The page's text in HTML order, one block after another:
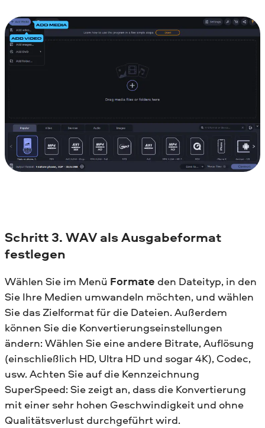
Schritt 3. WAV als Ausgabeformat
festlegen
Wählen Sie im Menü Formate den Dateityp, in den
Sie Ihre Medien umwandeln möchten, und wählen
Sie das Zielformat für die Dateien. Außerdem
können Sie die Konvertierungseinstellungen
ändern: Wählen Sie eine andere Bitrate, Auflösung
(einschließlich HD, Ultra HD und sogar 4K), Codec,
usw. Achten Sie auf die Kennzeichnung
SuperSpeed: Sie zeigt an, dass die Konvertierung
mit einer sehr hohen Geschwindigkeit und ohne
Qualitätsverlust durchgeführt wird.